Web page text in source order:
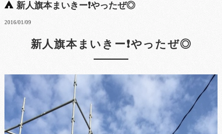
新人旗本まいきー❗やったぜ◎
2016/01/09
新人旗本まいきー❗やったぜ◎